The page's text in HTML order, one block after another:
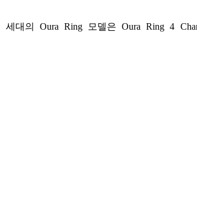
대의 Oura Ring 모델은 Oura Ring 4